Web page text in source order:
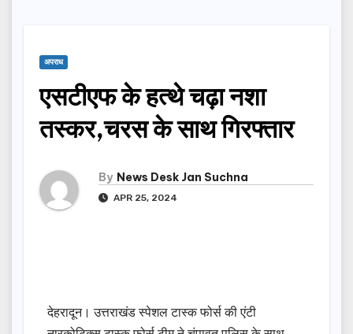
अपराध
एसटीएफ के हत्थे चढ़ा नशा
तस्कर,चरस के साथ गिरफ्तार
By News Desk Jan Suchna
APR 25, 2024
देहरादून। उत्तराखंड स्पेशल टास्क फोर्स की एंटी